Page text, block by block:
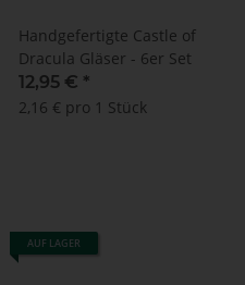
Handgefertigte Castle of
Dracula Gläser - 6er Set
12,95 € *
2,16 € pro 1 Stück
AUF LAGER